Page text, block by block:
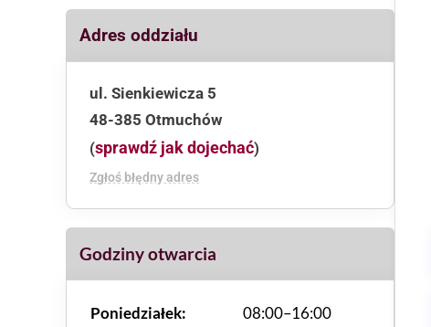
Adres oddziału
ul. Sienkiewicza 5
48-385 Otmuchów
(sprawdź jak dojechać)
Zgłoś błędny adres
Godziny otwarcia
Poniedziałek:
08:00–16:00